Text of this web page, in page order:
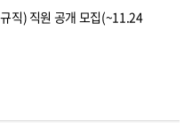
직) 직원 공개 모집(~11.24